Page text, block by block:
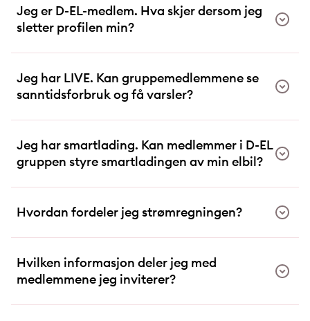
Jeg er D-EL-medlem. Hva skjer dersom jeg
sletter profilen min?
Jeg har LIVE. Kan gruppemedlemmene se
sanntidsforbruk og få varsler?
Jeg har smartlading. Kan medlemmer i D-EL
gruppen styre smartladingen av min elbil?
Hvordan fordeler jeg strømregningen?
Hvilken informasjon deler jeg med
medlemmene jeg inviterer?